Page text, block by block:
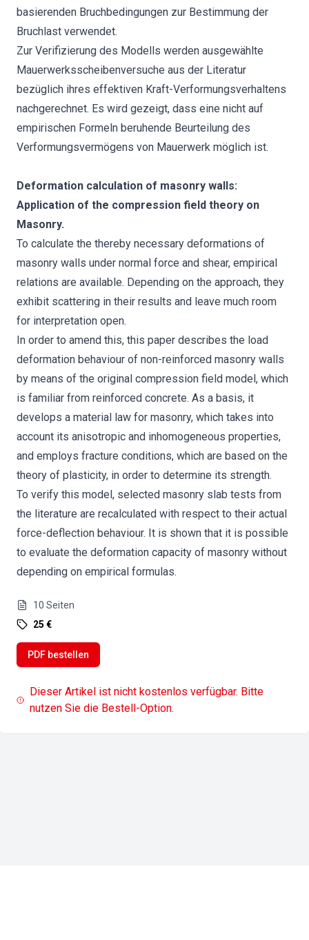
basierenden Bruchbedingungen zur Bestimmung der
Bruchlast verwendet.
Zur Verifizierung des Modells werden ausgewählte
Mauerwerksscheibenversuche aus der Literatur
bezüglich ihres effektiven Kraft-Verformungsverhaltens
nachgerechnet. Es wird gezeigt, dass eine nicht auf
empirischen Formeln beruhende Beurteilung des
Verformungsvermögens von Mauerwerk möglich ist.
Deformation calculation of masonry walls:
Application of the compression field theory on
Masonry.
To calculate the thereby necessary deformations of
masonry walls under normal force and shear, empirical
relations are available. Depending on the approach, they
exhibit scattering in their results and leave much room
for interpretation open.
In order to amend this, this paper describes the load
deformation behaviour of non-reinforced masonry walls
by means of the original compression field model, which
is familiar from reinforced concrete. As a basis, it
develops a material law for masonry, which takes into
account its anisotropic and inhomogeneous properties,
and employs fracture conditions, which are based on the
theory of plasticity, in order to determine its strength.
To verify this model, selected masonry slab tests from
the literature are recalculated with respect to their actual
force-deflection behaviour. It is shown that it is possible
to evaluate the deformation capacity of masonry without
depending on empirical formulas.
10 Seiten
25 €
PDF bestellen
Dieser Artikel ist nicht kostenlos verfügbar. Bitte
nutzen Sie die Bestell-Option.